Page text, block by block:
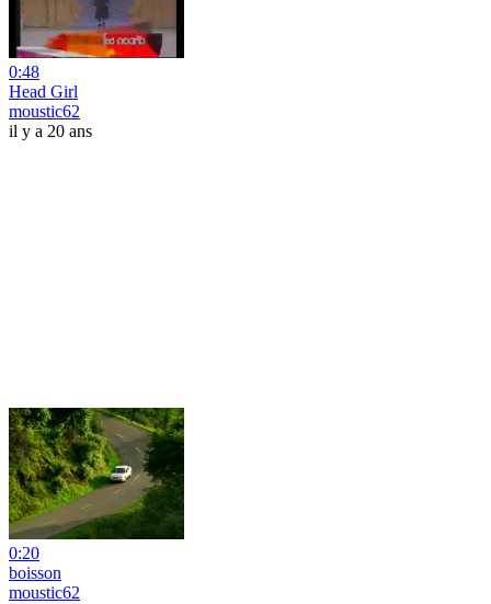
0:48
Head Girl
moustic62
il y a 20 ans
0:20
boisson
moustic62